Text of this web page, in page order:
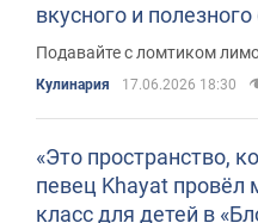
вкусного и
Подавайте с ломтиком
Кулинария 17.06.2026 18:30
«Это пространство,
певец Khayat провёл
класс для детей в